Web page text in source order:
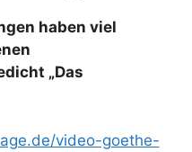
haben viel
„Das
video-goethe-